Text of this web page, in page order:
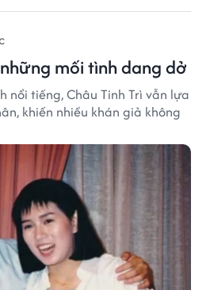
mối tình dang dở
nổi tiếng, Châu Tinh Trì vẫn lựa
khiến nhiều khán giả không